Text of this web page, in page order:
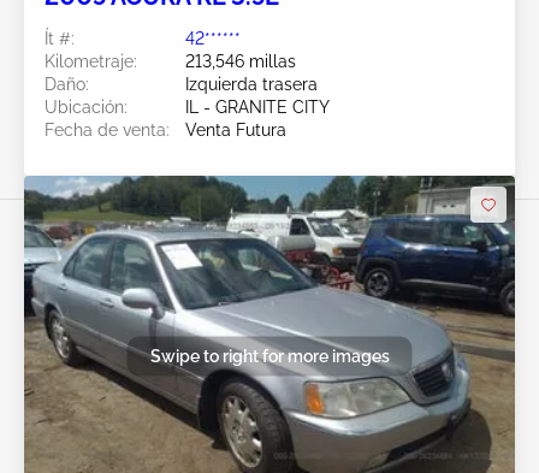
Ít #:
42******
Kilometraje:
213,546 millas
Daño:
Izquierda trasera
Ubicación:
IL - GRANITE CITY
Fecha de venta:
Venta Futura
Swipe to right for more images